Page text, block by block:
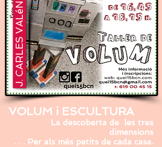
J. CARLES VALéN
VOLUM i ESCULTURA
La descoberta de les tres
dimensions
. . . Per als més petits de cada casa.